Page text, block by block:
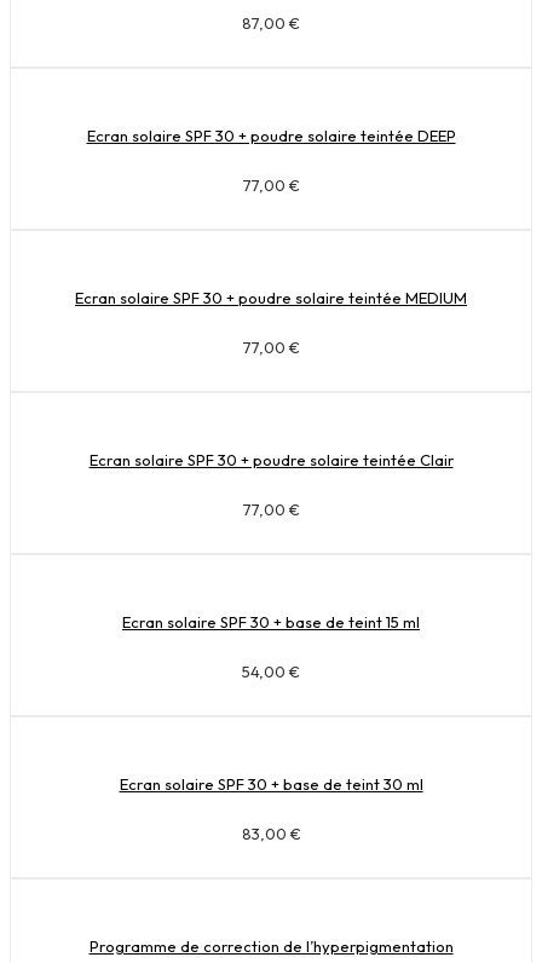
87,00 €
Ecran solaire SPF 30 + poudre solaire teintée DEEP
77,00 €
Ecran solaire SPF 30 + poudre solaire teintée MEDIUM
77,00 €
Ecran solaire SPF 30 + poudre solaire teintée Clair
77,00 €
Ecran solaire SPF 30 + base de teint 15 ml
54,00 €
Ecran solaire SPF 30 + base de teint 30 ml
83,00 €
Programme de correction de l’hyperpigmentation